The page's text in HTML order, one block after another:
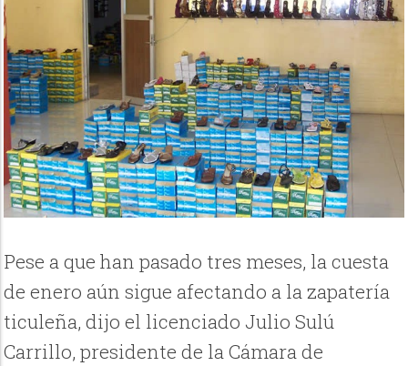
Pese a que han pasado tres meses, la cuesta
de enero aún sigue afectando a la zapatería
ticuleña, dijo el licenciado Julio Sulú
Carrillo, presidente de la Cámara de